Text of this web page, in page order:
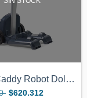
Carro Caddy Robot Dolphin Maytronics S30...
$620.312